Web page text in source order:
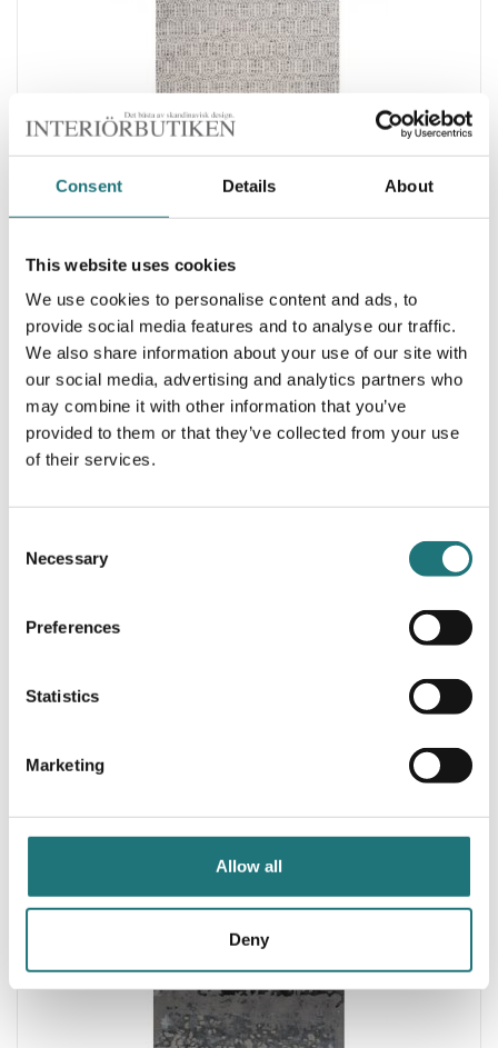
Consent Details About
This website uses cookies
We use cookies to personalise content and ads, to
provide social media features and to analyse our traffic.
We also share information about your use of our site with
our social media, advertising and analytics partners who
may combine it with other information that you’ve
provided to them or that they’ve collected from your use
of their services.
Selection
Necessary
Preferences
Statistics
Marketing
Allow all
Deny
Linie Design
MATTA JUSTIN, GRÅ
4 450 kr Beställningsvara | 4 varianter
Linie Design
4 450 kr Beställningsvara | 3 varianter